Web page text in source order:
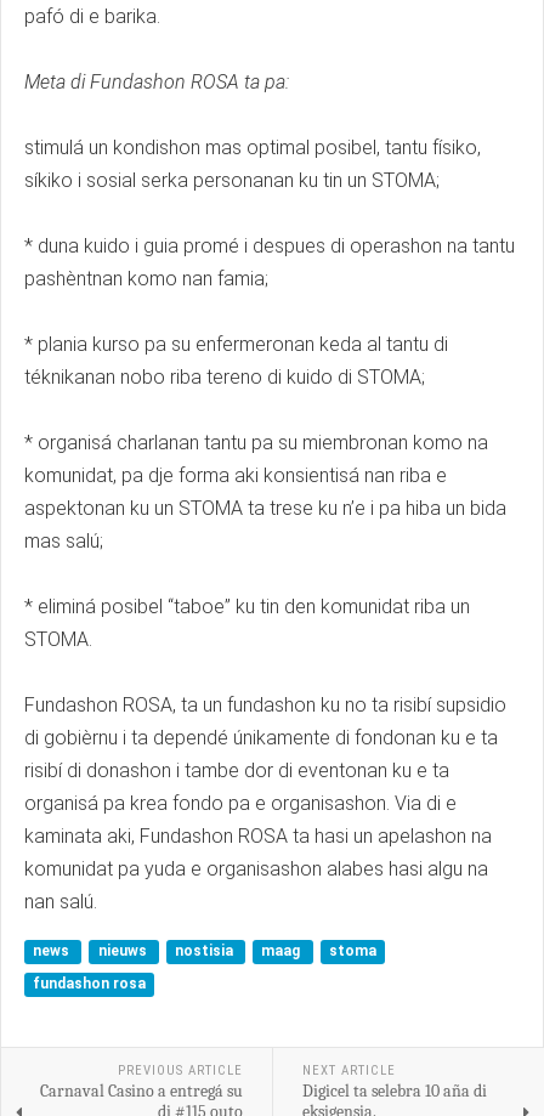
pafó di e barika.
Meta di Fundashon ROSA ta pa:
stimulá un kondishon mas optimal posibel, tantu físiko,
síkiko i sosial serka personanan ku tin un STOMA;
* duna kuido i guia promé i despues di operashon na tantu
pashèntnan komo nan famia;
* plania kurso pa su enfermeronan keda al tantu di
téknikanan nobo riba tereno di kuido di STOMA;
* organisá charlanan tantu pa su miembronan komo na
komunidat, pa dje forma aki konsientisá nan riba e
aspektonan ku un STOMA ta trese ku n’e i pa hiba un bida
mas salú;
* eliminá posibel “taboe” ku tin den komunidat riba un
STOMA.
Fundashon ROSA, ta un fundashon ku no ta risibí supsidio
di gobièrnu i ta dependé únikamente di fondonan ku e ta
risibí di donashon i tambe dor di eventonan ku e ta
organisá pa krea fondo pa e organisashon. Via di e
kaminata aki, Fundashon ROSA ta hasi un apelashon na
komunidat pa yuda e organisashon alabes hasi algu na
nan salú.
news nieuws nostisia maag
stoma
fundashon rosa
PREVIOUS ARTICLE
Carnaval Casino a entregá su
di #115 outo
NEXT ARTICLE
Digicel ta selebra 10 aña di
eksigensia.